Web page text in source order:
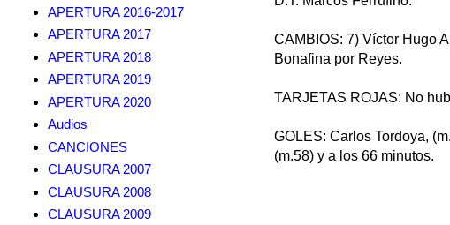
CAMBIOS: 7) Víctor Hugo
Bonafina por Reyes.
TARJETAS ROJAS: No
GOLES: Carlos Tordoya,
(m.58) y a los 66 minutos.
APERTURA 2016-2017
APERTURA 2017
APERTURA 2018
APERTURA 2019
APERTURA 2020
Audios
CANCIONES
CLAUSURA 2007
CLAUSURA 2008
CLAUSURA 2009